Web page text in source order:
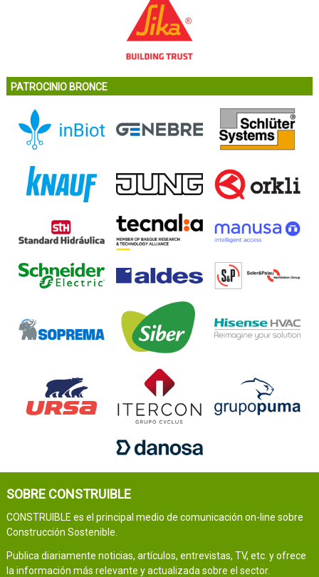
PATROCINIO BRONCE
SOBRE CONSTRUIBLE
CONSTRUIBLE es el principal medio de comunicación on-line sobre
Construcción Sostenible.
Publica diariamente noticias, artículos, entrevistas, TV, etc. y ofrece
la información más relevante y actualizada sobre el sector.